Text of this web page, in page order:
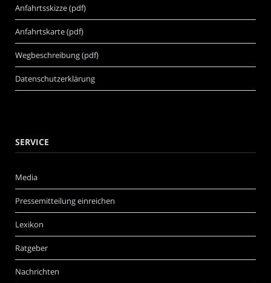
Anfahrtsskizze (pdf)
Anfahrtskarte (pdf)
Wegbeschreibung (pdf)
Datenschutzerklärung
SERVICE
Media
Pressemitteilung einreichen
Lexikon
Ratgeber
Nachrichten